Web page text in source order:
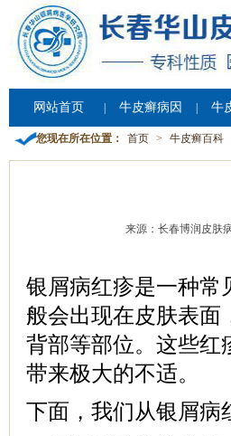
网站首页 牛皮癣病因 牛
您现在所在位置： 首页 > 牛皮癣百科
来源：长春博润皮肤
银屑病红疹是一种常
般会出现在皮肤表面
背部等部位。这些红
带来极大的不适。
下面，我们从银屑病